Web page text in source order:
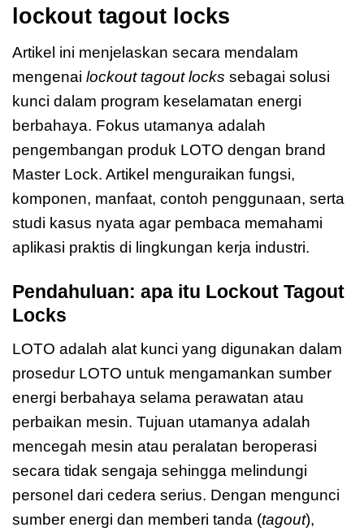
lockout tagout locks
Artikel ini menjelaskan secara mendalam
mengenai lockout tagout locks sebagai solusi
kunci dalam program keselamatan energi
berbahaya. Fokus utamanya adalah
pengembangan produk LOTO dengan brand
Master Lock. Artikel menguraikan fungsi,
komponen, manfaat, contoh penggunaan, serta
studi kasus nyata agar pembaca memahami
aplikasi praktis di lingkungan kerja industri.
Pendahuluan: apa itu Lockout Tagout
Locks
LOTO adalah alat kunci yang digunakan dalam
prosedur LOTO untuk mengamankan sumber
energi berbahaya selama perawatan atau
perbaikan mesin. Tujuan utamanya adalah
mencegah mesin atau peralatan beroperasi
secara tidak sengaja sehingga melindungi
personel dari cedera serius. Dengan mengunci
sumber energi dan memberi tanda (tagout),